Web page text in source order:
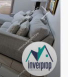
Next